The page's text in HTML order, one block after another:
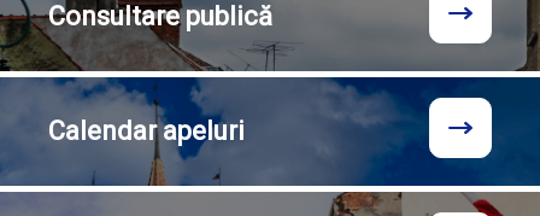
Consultarepublică
Calendarapeluri